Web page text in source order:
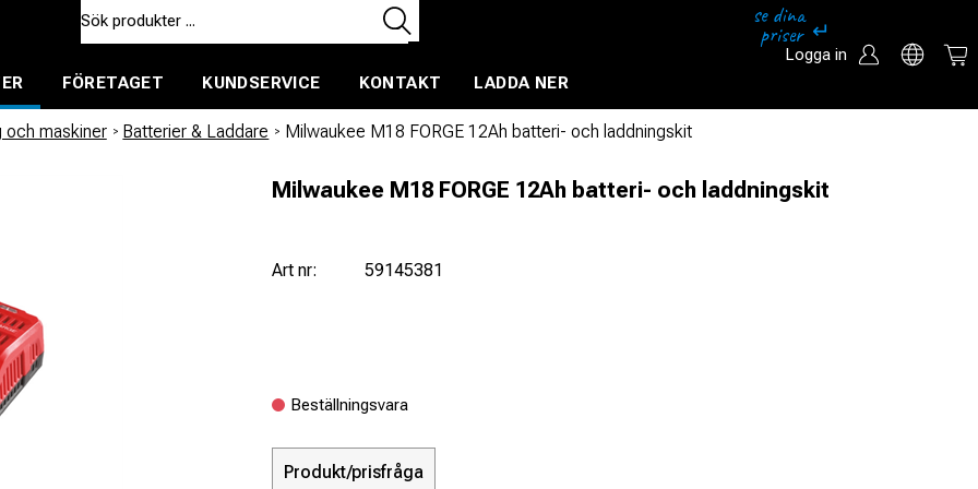
Logga in
FÖRETAGET KUNDSERVICE KONTAKT LADDA NER
och maskiner / Batterier & Laddare / Milwaukee M18 FORGE 12Ah batteri- och laddningskit
Milwaukee M18 FORGE 12Ah batteri- och laddningskit
Art nr: 59145381
Beställningsvara
Produkt/prisfråga